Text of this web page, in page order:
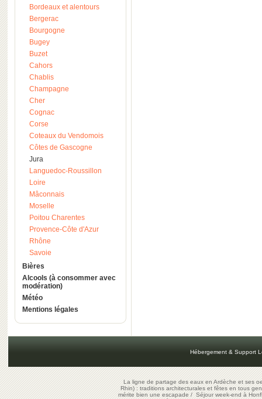
Bordeaux et alentours
Bergerac
Bourgogne
Bugey
Buzet
Cahors
Chablis
Champagne
Cher
Cognac
Corse
Coteaux du Vendomois
Côtes de Gascogne
Jura
Languedoc-Roussillon
Loire
Mâconnais
Moselle
Poitou Charentes
Provence-Côte d'Azur
Rhône
Savoie
Bières
Alcools (à consommer avec
modération)
Météo
Mentions légales
Hébergement & Support
La ligne de partage des eaux en Ardèche et ses
Rhin) : traditions architecturales et fêtes en tous
mérite bien une escapade/Séjour week-end à